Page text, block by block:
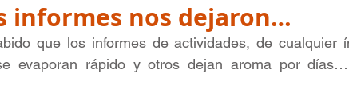
informes nos dejaron…
que los informes de actividades, de cualquier
evaporan rápido y otros dejan aroma por